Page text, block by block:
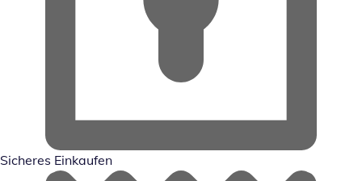
Sicheres Einkaufen